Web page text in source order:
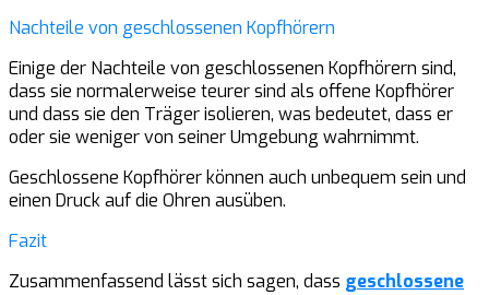
Nachteile von geschlossenen Kopfhörern
Einige der Nachteile von geschlossenen Kopfhörern sind,
dass sie normalerweise teurer sind als offene Kopfhörer
und dass sie den Träger isolieren, was bedeutet, dass er
oder sie weniger von seiner Umgebung wahrnimmt.
Geschlossene Kopfhörer können auch unbequem sein und
einen Druck auf die Ohren ausüben.
Fazit
Zusammenfassend lässt sich sagen, dass geschlossene